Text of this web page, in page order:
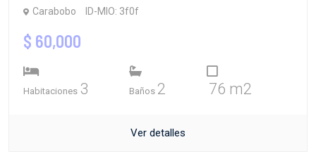
Carabobo ID-MIO: 3f0f
$ 60,000
Habitaciones 3 Baños 2 76 m2
Ver detalles